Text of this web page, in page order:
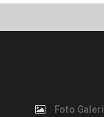
Foto Galeri